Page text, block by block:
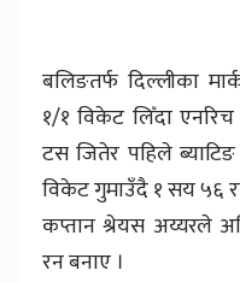
बलिङतर्फ दिल्लीका
१/१ विकेट लिँदा
टस जितेर पहिले
विकेट गुमाउँदै १ सय ५६
कप्तान श्रेयस अय्यरले
रन बनाए ।